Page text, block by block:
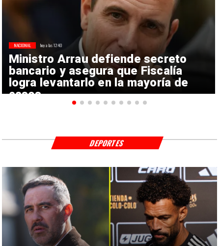
Ministro Arrau defiende secreto
bancario y asegura que Fiscalía
logra levantarlo en la mayoría de
casos
NACIONAL hoy a las 12:40
DEPORTES